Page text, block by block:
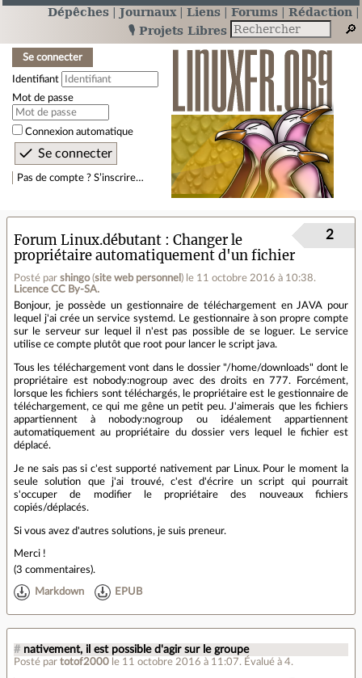
Dépêches Journaux Liens Forums
Rédaction
🎙️ Projets Libres
Se connecter
Identifiant
Mot de passe
Connexion automatique
Pas de compte ? S’inscrire…
Forum Linux.débutant
Changer le
propriétaire automatiquement d'un fichier
Posté par shingo(site web personnel ) le 11 octobre 2016 à 10:38.
Licence CC By‑SA.
2
Bonjour, je possède un gestionnaire de téléchargement en JAVA pour
lequel j'ai crée un service systemd. Le gestionnaire à son propre compte
sur le serveur sur lequel il n'est pas possible de se loguer. Le service
utilise ce compte plutôt que root pour lancer le script java.
Tous les téléchargement vont dans le dossier "/home/downloads" dont le
propriétaire est nobody:nogroup avec des droits en 777. Forcément,
lorsque les fichiers sont téléchargés, le propriétaire est le gestionnaire de
téléchargement, ce qui me gêne un petit peu. J'aimerais que les fichiers
appartiennent à nobody:nogroup ou idéalement appartiennent
automatiquement au propriétaire du dossier vers lequel le fichier est
déplacé.
Je ne sais pas si c'est supporté nativement par Linux. Pour le moment la
seule solution que j'ai trouvé, c'est d'écrire un script qui pourrait
s'occuper de modifier le propriétaire des nouveaux fichiers
copiés/déplacés.
Si vous avez d'autres solutions, je suis preneur.
Merci !
(3 commentaires).
Markdown EPUB
# nativement, il est possible d'agir sur le groupe
Posté par totof2000 le 11 octobre 2016 à 11:07. Évalué à 4.